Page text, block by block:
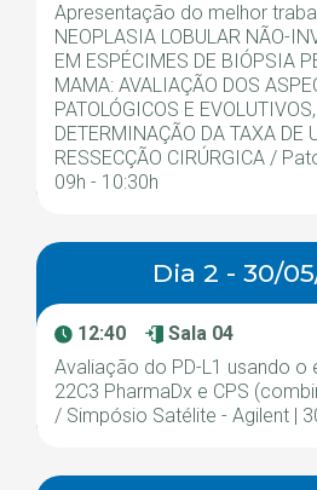
Apresentação do melhor
NEOPLASIA LOBULAR NÃO-
EM ESPÉCIMES DE BIÓPSIA
MAMA: AVALIAÇÃO DOS
PATOLÓGICOS E
DETERMINAÇÃO DA TAXA DE
RESSECÇÃO CIRÚRGICA /
09h - 10:30h
Dia 2 - 30/
12:40
Sala 04
Avaliação do PD-L1 usando o
22C3 PharmaDx e CPS
/ Simpósio Satélite - Agilent |